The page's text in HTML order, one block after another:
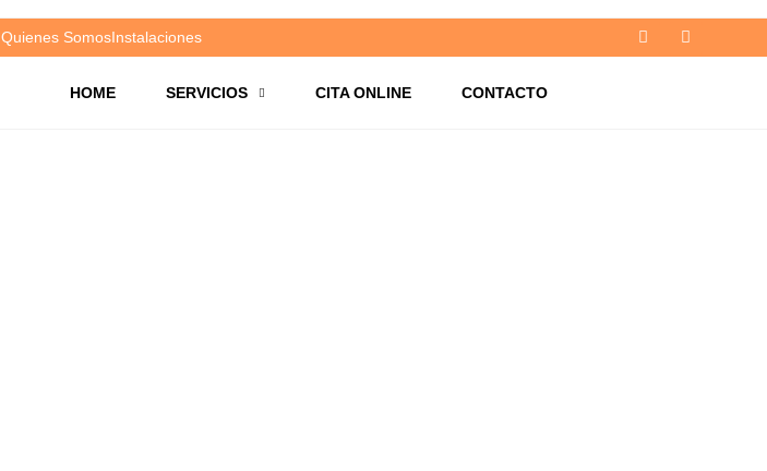
Quienes SomosInstalaciones
HOME SERVICIOS CITA ONLINE CONTACTO